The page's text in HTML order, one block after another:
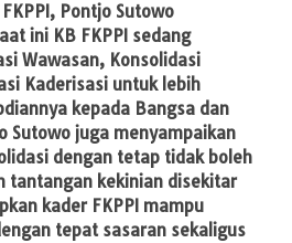
Pontjo Sutowo
ini KB FKPPI sedang
Wawasan, Konsolidasi
Kaderisasi untuk lebih
kepada Bangsa dan
Sutowo juga menyampaikan
dengan tetap tidak boleh
tantangan kekinian disekitar
kader FKPPI mampu
tepat sasaran sekaligus